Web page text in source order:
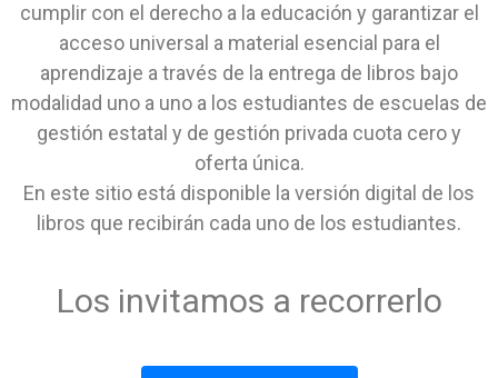
cumplir con el derecho a la educación y garantizar el
acceso universal a material esencial para el
aprendizaje a través de la entrega de libros bajo
modalidad uno a uno a los estudiantes de escuelas de
gestión estatal y de gestión privada cuota cero y
oferta única.
En este sitio está disponible la versión digital de los
libros que recibirán cada uno de los estudiantes.
Los invitamos a recorrerlo